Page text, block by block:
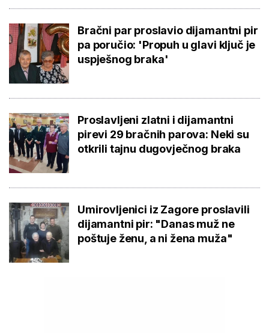
Bračni par proslavio dijamantni pir
pa poručio: 'Propuh u glavi ključ je
uspješnog braka'
Proslavljeni zlatni i dijamantni
pirevi 29 bračnih parova: Neki su
otkrili tajnu dugovječnog braka
Umirovljenici iz Zagore proslavili
dijamantni pir: "Danas muž ne
poštuje ženu, a ni žena muža"